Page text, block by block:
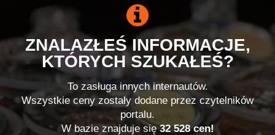
ZNALAZŁEŚ INFORMACJE,
KTÓRYCH SZUKAŁEŚ?
To zasługa innych internautów.
Wszystkie ceny zostały dodane przez czytelników
portalu.
W bazie znajduje się32 528 cen!